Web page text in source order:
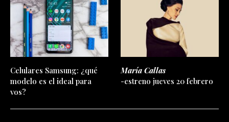
Celulares Samsung: ¿qué
modelo es el ideal para
vos?
María Callas
-estreno jueves 20 febrero